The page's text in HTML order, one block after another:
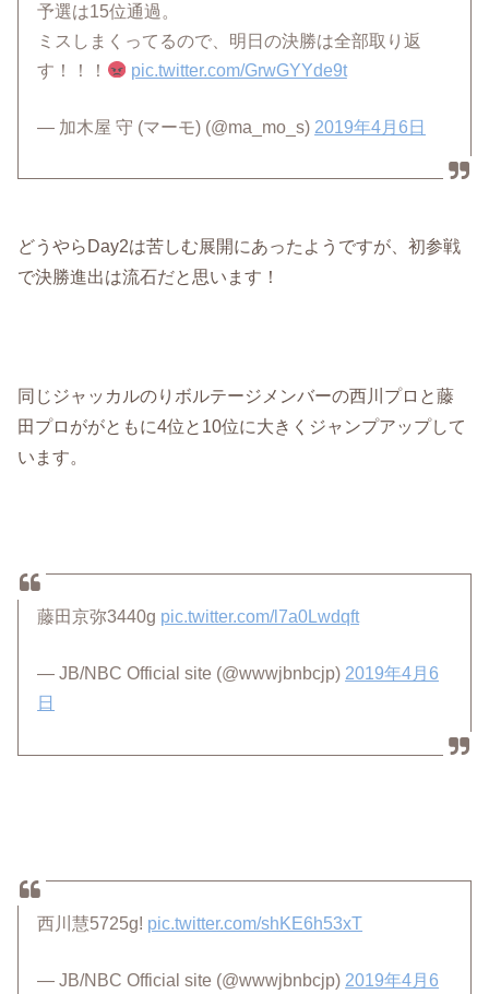
予選は15位通過。
ミスしまくってるので、明日の決勝は全部取り返
す！！！
pic.twitter.com/GrwGYYde9t
— 加木屋 守 (マーモ) (@ma_mo_s) 2019年4月6日
どうやらDay2は苦しむ展開にあったようですが、初参戦
で決勝進出は流石だと思います！
同じジャッカルのりボルテージメンバーの西川プロと藤
田プロががともに4位と10位に大きくジャンプアップして
います。
藤田京弥3440g pic.twitter.com/l7a0Lwdqft
— JB/NBC Official site (@wwwjbnbcjp) 2019年4月6
日
西川慧5725g! pic.twitter.com/shKE6h53xT
— JB/NBC Official site (@wwwjbnbcjp) 2019年4月6